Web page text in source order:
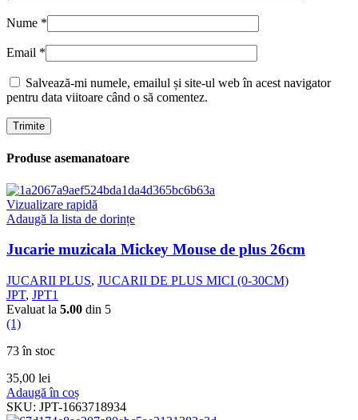
Nume *
Email *
Salvează-mi numele, emailul și site-ul web în acest navigator
pentru data viitoare când o să comentez.
Produse asemanatoare
Vizualizare rapidă
Adaugă la lista de dorințe
Jucarie muzicala Mickey Mouse de plus 26cm
JUCARII PLUS, JUCARII DE PLUS MICI (0-30CM)
JPT, JPT1
Evaluat la 5.00 din 5
(1)
73 în stoc
35,00 lei
Adaugă în coș
SKU: JPT-1663718934